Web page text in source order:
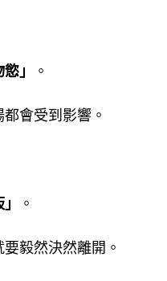
」 。
會受到影響。
。
毅然決然離開。